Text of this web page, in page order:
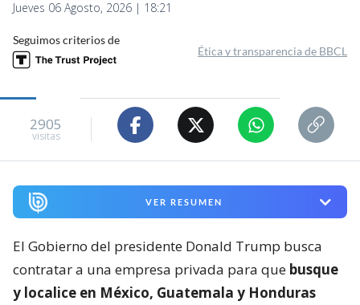
Jueves 06 Agosto, 2026 | 18:21
Seguimos criterios de
Ética y transparencia de BBCL
2905
visitas
VER RESUMEN
El Gobierno del presidente Donald Trump busca
contratar a una empresa privada para que busque
y localice en México, Guatemala y Honduras